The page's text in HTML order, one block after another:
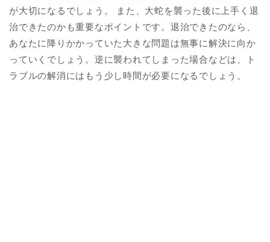
が大切になるでしょう。 また、大蛇を襲った後に上手く退
治できたのかも重要なポイントです。退治できたのなら、
あなたに降りかかっていた大きな問題は無事に解決に向か
っていくでしょう。逆に襲われてしまった場合などは、ト
ラブルの解消にはもう少し時間が必要になるでしょう。